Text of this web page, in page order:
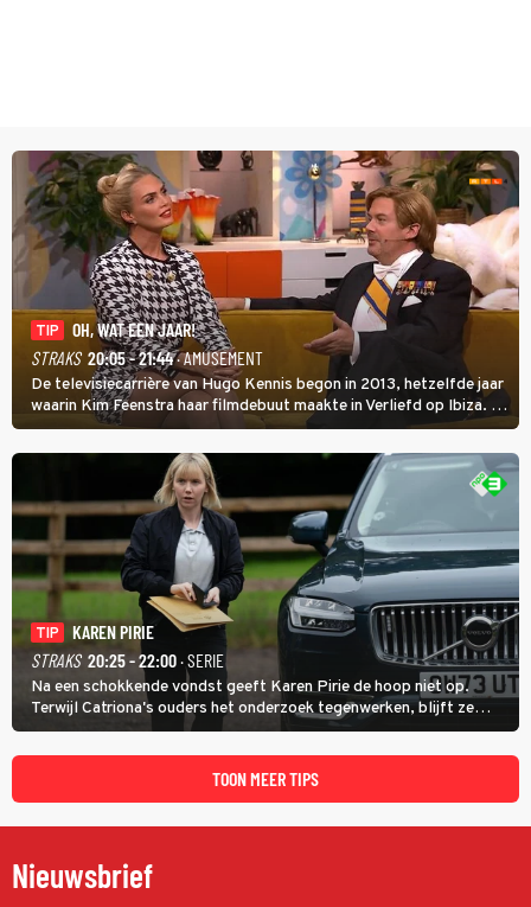
TIP
OH, WAT EEN JAAR!
STRAKS 20:05 - 21:44· AMUSEMENT
De televisiecarrière van Hugo Kennis begon in 2013, hetzelfde jaar
waarin Kim Feenstra haar filmdebuut maakte in Verliefd op Ibiza. In
Oh, Wat een Jaar! wordt duidelijk wat ze nog meer weten van het
jaar waarin ze allebei eindtwintigers waren.
TIP
KAREN PIRIE
STRAKS 20:25 - 22:00· SERIE
Na een schokkende vondst geeft Karen Pirie de hoop niet op.
Terwijl Catriona's ouders het onderzoek tegenwerken, blijft ze
speuren naar Adam. In deze slotaflevering van Karen Pirie leidt het
spoor via Frankrijk en Italië naar Malta.
TOON MEER TIPS
Nieuwsbrief